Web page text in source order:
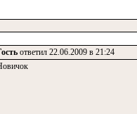
ответил 22.06.2009 в 21:24